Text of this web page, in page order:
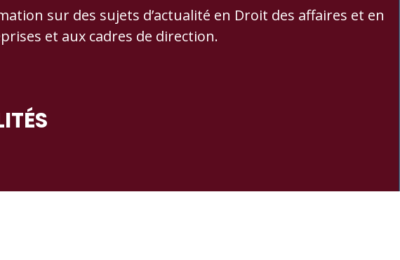
sur des sujets d’actualité en Droit des affaires et en
et aux cadres de direction.